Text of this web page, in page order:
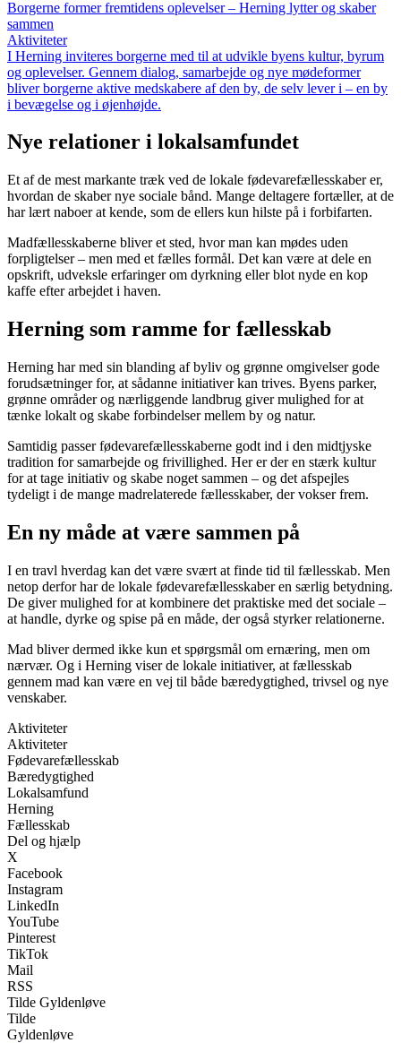
Borgerne former fremtidens oplevelser – Herning lytter og skaber
sammen
Aktiviteter
I Herning inviteres borgerne med til at udvikle byens kultur, byrum
og oplevelser. Gennem dialog, samarbejde og nye mødeformer
bliver borgerne aktive medskabere af den by, de selv lever i – en by
i bevægelse og i øjenhøjde.
Nye relationer i lokalsamfundet
Et af de mest markante træk ved de lokale fødevarefællesskaber er,
hvordan de skaber nye sociale bånd. Mange deltagere fortæller, at de
har lært naboer at kende, som de ellers kun hilste på i forbifarten.
Madfællesskaberne bliver et sted, hvor man kan mødes uden
forpligtelser – men med et fælles formål. Det kan være at dele en
opskrift, udveksle erfaringer om dyrkning eller blot nyde en kop
kaffe efter arbejdet i haven.
Herning som ramme for fællesskab
Herning har med sin blanding af byliv og grønne omgivelser gode
forudsætninger for, at sådanne initiativer kan trives. Byens parker,
grønne områder og nærliggende landbrug giver mulighed for at
tænke lokalt og skabe forbindelser mellem by og natur.
Samtidig passer fødevarefællesskaberne godt ind i den midtjyske
tradition for samarbejde og frivillighed. Her er der en stærk kultur
for at tage initiativ og skabe noget sammen – og det afspejles
tydeligt i de mange madrelaterede fællesskaber, der vokser frem.
En ny måde at være sammen på
I en travl hverdag kan det være svært at finde tid til fællesskab. Men
netop derfor har de lokale fødevarefællesskaber en særlig betydning.
De giver mulighed for at kombinere det praktiske med det sociale –
at handle, dyrke og spise på en måde, der også styrker relationerne.
Mad bliver dermed ikke kun et spørgsmål om ernæring, men om
nærvær. Og i Herning viser de lokale initiativer, at fællesskab
gennem mad kan være en vej til både bæredygtighed, trivsel og nye
venskaber.
Aktiviteter
Aktiviteter
Fødevarefællesskab
Bæredygtighed
Lokalsamfund
Herning
Fællesskab
Del og hjælp
X
Facebook
Instagram
LinkedIn
YouTube
Pinterest
TikTok
Mail
RSS
Tilde Gyldenløve
Tilde
Gyldenløve